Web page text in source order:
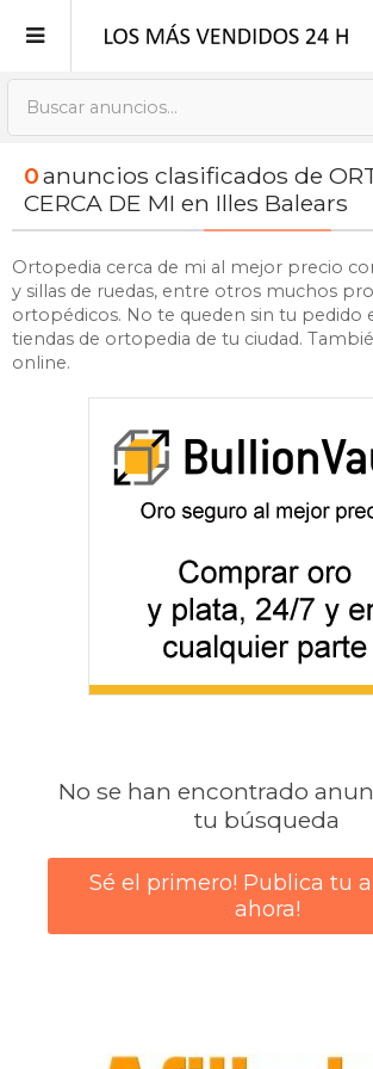
Publica tu Anuncio
Registro
0anuncios clasificados de
CERCA DE MI en Illes Balears
Ortopedia cerca de mi al mejor precio
y sillas de ruedas, entre otros muchos
ortopédicos. No te queden sin tu pedido
tiendas de ortopedia de tu ciudad.
online.
No se han encontrado
tu búsqueda
Sé el primero! Publica tu
ahora!